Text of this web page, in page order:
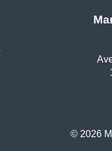
© 2026